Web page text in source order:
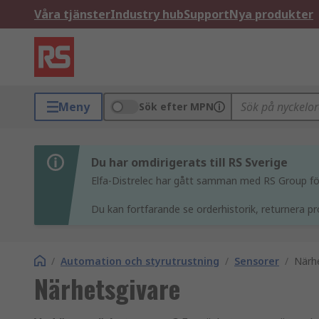
Våra tjänsterIndustry hubSupportNya produkter
Meny Sök efter MPN
Du har omdirigerats till RS Sverige
Elfa-Distrelec har gått samman med RS Group
Du kan fortfarande se orderhistorik, returnera
/ Automation och styrutrustning / Sensorer /
Närhetsgivare